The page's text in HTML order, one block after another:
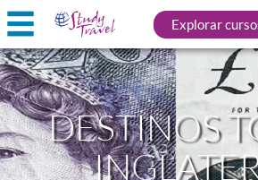
Explorar
DESTINOS